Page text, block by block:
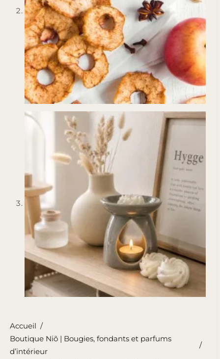
Accueil /
Boutique Niõ | Bougies, fondants et parfums
d’intérieur
/